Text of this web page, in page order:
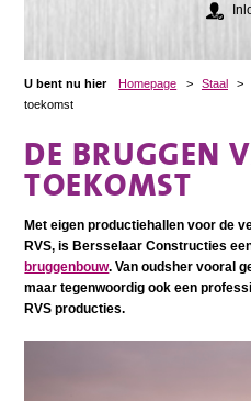
U bent nu hier Homepage > Staal >
toekomst
DE BRUGGEN
TOEKOMST
Met eigen productiehallen voor de
RVS, is Bersselaar Constructies
bruggenbouw. Van oudsher vooral
maar tegenwoordig ook een
RVS producties.